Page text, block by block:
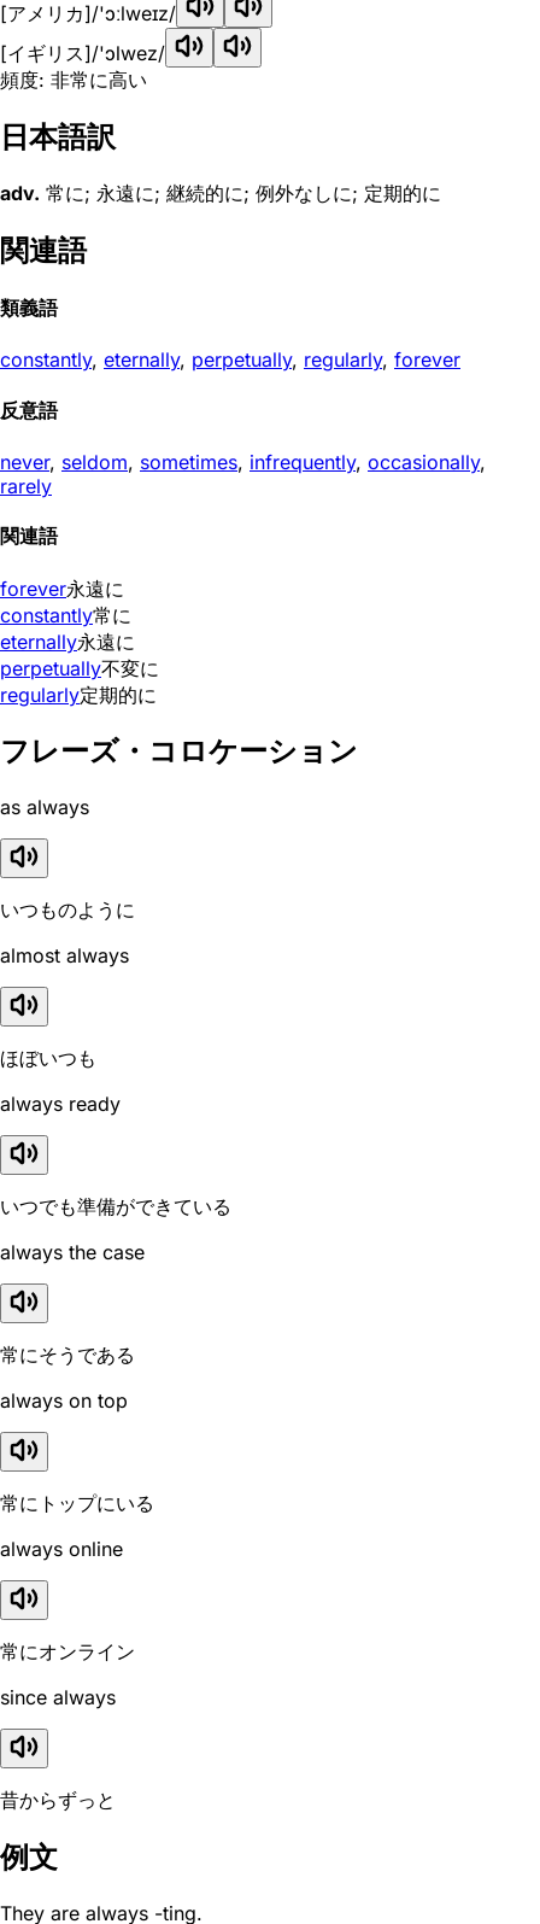
[アメリカ]/'ɔːlweɪz/
[イギリス]/'ɔlwez/
頻度: 非常に高い
日本語訳
adv. 常に; 永遠に; 継続的に; 例外なしに; 定期的に
関連語
類義語
constantly, eternally, perpetually, regularly, forever
反意語
never, seldom, sometimes, infrequently, occasionally,
rarely
関連語
forever永遠に
constantly常に
eternally永遠に
perpetually不変に
regularly定期的に
フレーズ・コロケーション
as always
いつものように
almost always
ほぼいつも
always ready
いつでも準備ができている
always the case
常にそうである
always on top
常にトップにいる
always online
常にオンライン
since always
昔からずっと
例文
They are always -ting.